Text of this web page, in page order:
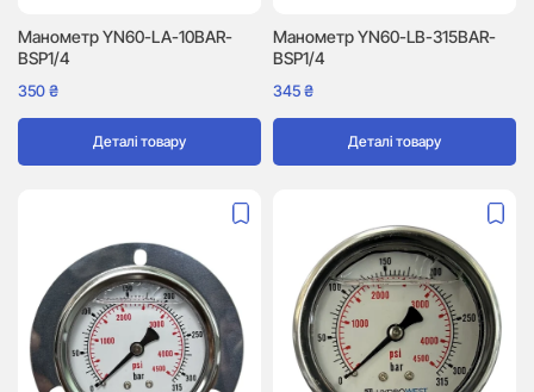
Манометр YN60-LA-10BAR-
BSP1/4
350₴
Деталі товару
Манометр YN60-LB-315BAR-
BSP1/4
345₴
Деталі товару